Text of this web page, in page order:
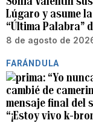
Lúgaro y asume
“Última Palabra”
8 de agosto de
FARÁNDULA
“Yo
cambié de
mensaje final del
“¡Estoy vivo k-